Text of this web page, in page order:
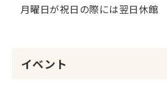
月曜日が祝日の際には翌日休館
イベント